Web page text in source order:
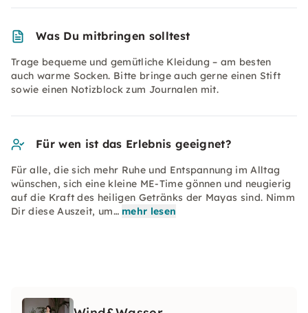
Was Du mitbringen solltest
Trage bequeme und gemütliche Kleidung – am besten
auch warme Socken. Bitte bringe auch gerne einen Stift
sowie einen Notizblock zum Journalen mit.
Für wen ist das Erlebnis geeignet?
Für alle, die sich mehr Ruhe und Entspannung im Alltag
wünschen, sich eine kleine ME-Time gönnen und neugierig
auf die Kraft des heiligen Getränks der Mayas sind. Nimm
Dir diese Auszeit, um… mehr lesen